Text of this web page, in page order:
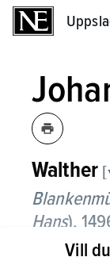
Walther
Hans),
ledare
Vill